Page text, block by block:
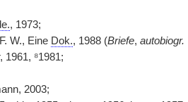
, 1973;
W., Eine Dok., 1988 (Briefe, autobiogr.
1961, ⁸1981;
2003;